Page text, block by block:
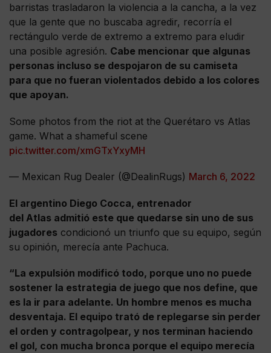
barristas trasladaron la violencia a la cancha, a la vez
que la gente que no buscaba agredir, recorría el
rectángulo verde de extremo a extremo para eludir
una posible agresión. Cabe mencionar que algunas
personas incluso se despojaron de su camiseta
para que no fueran violentados debido a los colores
que apoyan.
Some photos from the riot at the Querétaro vs Atlas
game. What a shameful scene
pic.twitter.com/xmGTxYxyMH
— Mexican Rug Dealer (@DealinRugs) March 6, 2022
El argentino Diego Cocca, entrenador
del Atlas admitió este que quedarse sin uno de sus
jugadores condicionó un triunfo que su equipo, según
su opinión, merecía ante Pachuca.
“La expulsión modificó todo, porque uno no puede
sostener la estrategia de juego que nos define, que
es la ir para adelante. Un hombre menos es mucha
desventaja. El equipo trató de replegarse sin perder
el orden y contragolpear, y nos terminan haciendo
el gol, con mucha bronca porque el equipo merecía